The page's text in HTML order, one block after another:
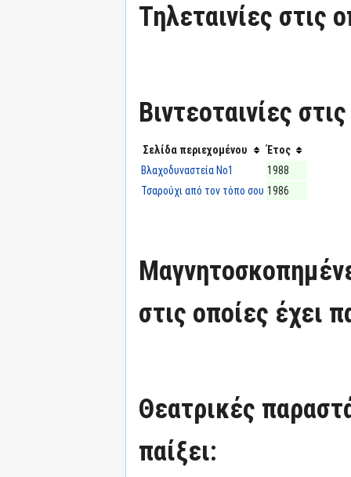
Τηλεταινίες στις
Βιντεοταινίες
Σελίδα περιεχομένου
Έτος
Βλαχοδυναστεία Νο1
1988
Τσαρούχι από τον τόπο σου 1986
στις οποίες έχει
Θεατρικές
παίξει: